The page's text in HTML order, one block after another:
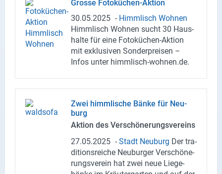
Gros­se Fotoküchen-​Aktion
30.05.2025 - Himm­lisch Woh­nen
Himm­lisch Woh­nen sucht 30 Haus­
hal­te für eine Fotoküchen-​Aktion
mit ex­klu­si­ven Son­der­prei­sen –
Infos unter himmlisch-​wohnen.de.
Zwei himm­li­sche Bänke für Neu­
burg
Ak­ti­on des Ver­schö­ne­rungs­ver­eins
27.05.2025 - Stadt Neu­burg Der tra­
di­ti­ons­rei­che Neu­bur­ger Ver­schö­ne­
rungs­ver­ein hat zwei neue Lie­ge­